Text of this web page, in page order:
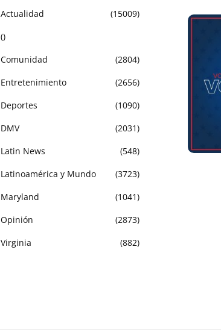
Actualidad
(15009)
()
Comunidad
(2804)
Entretenimiento
(2656)
Deportes
(1090)
DMV
(2031)
Latin News
(548)
Latinoamérica y Mundo
(3723)
Maryland
(1041)
Opinión
(2873)
Virginia
(882)